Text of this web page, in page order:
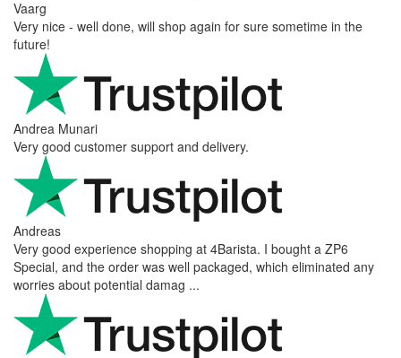
Vaarg
Very nice - well done, will shop again for sure sometime in the
future!
Andrea Munari
Very good customer support and delivery.
Andreas
Very good experience shopping at 4Barista. I bought a ZP6
Special, and the order was well packaged, which eliminated any
worries about potential damag ...